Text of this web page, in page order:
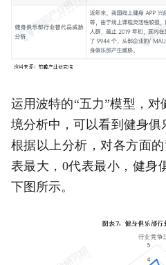
运用波特的“五力”模型，
境分析中，可以看到健身俱
根据以上分析，对各方面
表最大，0代表最小，健身
下图所示。